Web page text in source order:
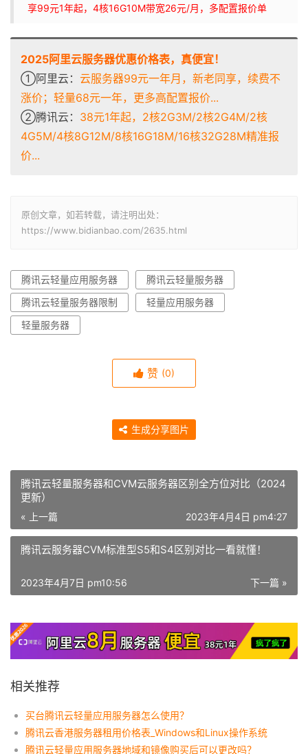
享99元1年起，4核16G10M带宽26元/月，多配置报价单
2025阿里云服务器优惠价格表，真便宜！
①阿里云： 云服务器99元一年月，新老同享，续费不
涨价；轻量68元一年，更多高配置报价...
②腾讯云： 38元1年起，2核2G3M/2核2G4M/2核
4G5M/4核8G12M/8核16G18M/16核32G28M精准报
价...
原创文章，如若转载，请注明出处：
https://www.bidianbao.com/2635.html
腾讯云轻量应用服务器
腾讯云轻量服务器
腾讯云轻量服务器限制
轻量应用服务器
轻量服务器
赞 (0)
生成分享图片
腾讯云轻量服务器和CVM云服务器区别全方位对比（2024
更新）
« 上一篇 2023年4月4日 pm4:27
腾讯云服务器CVM标准型S5和S4区别对比一看就懂！
下一篇 »
2023年4月7日 pm10:56
相关推荐
买台腾讯云轻量应用服务器怎么使用？
腾讯云香港服务器租用价格表_Windows和Linux操作系统
腾讯云轻量应用服务器地域和镜像购买后可以更改吗？